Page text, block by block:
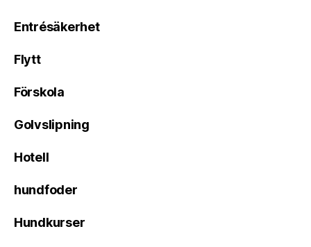
Entrésäkerhet
Flytt
Förskola
Golvslipning
Hotell
hundfoder
Hundkurser